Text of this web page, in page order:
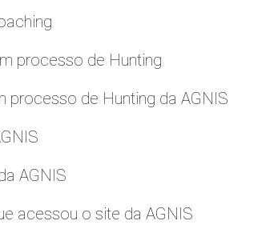
processo de Hunting
processo de Hunting da AGNIS
AGNIS
acessou o site da AGNIS